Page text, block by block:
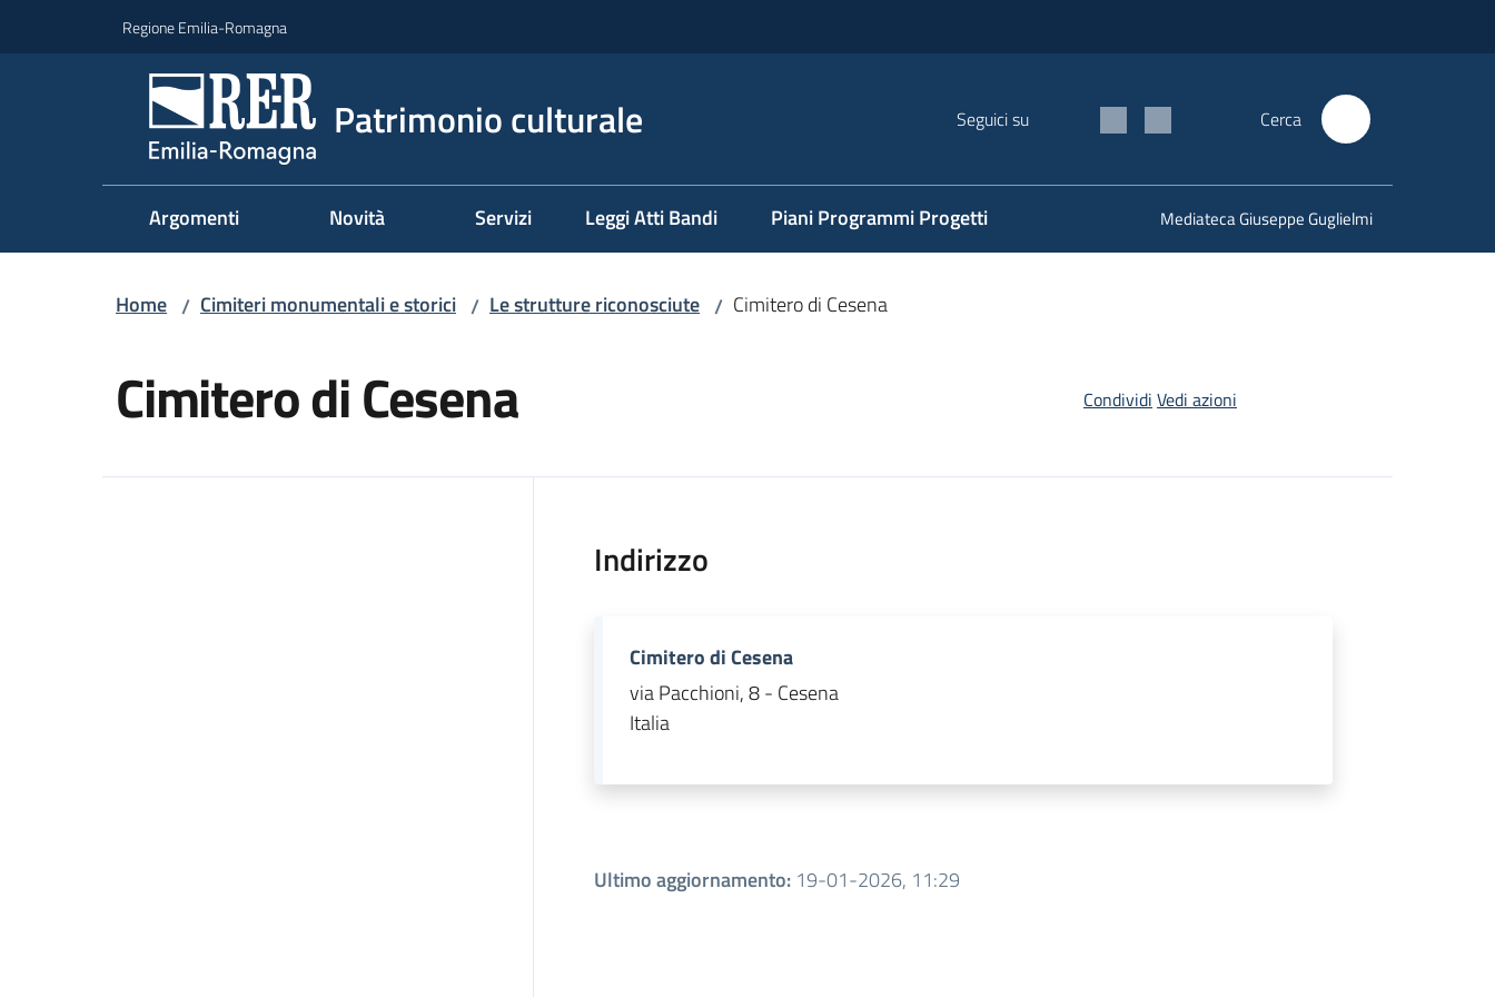
Regione Emilia-Romagna
Patrimonio culturale Seguici su Cerca
Argomenti Novità Servizi Leggi Atti Bandi Piani Programmi Progetti Mediateca Giuseppe Guglielmi
Home / Cimiteri monumentali e storici / Le strutture riconosciute / Cimitero di Cesena
Cimitero di Cesena Condividi Vedi azioni
Indirizzo
Cimitero di Cesena
via Pacchioni, 8 - Cesena
Italia
Ultimo aggiornamento: 19-01-2026, 11:29